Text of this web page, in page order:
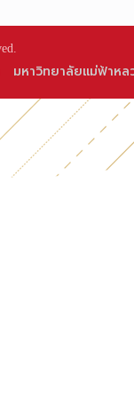
มหาวิทยาลัยแม่ฟ้าหล